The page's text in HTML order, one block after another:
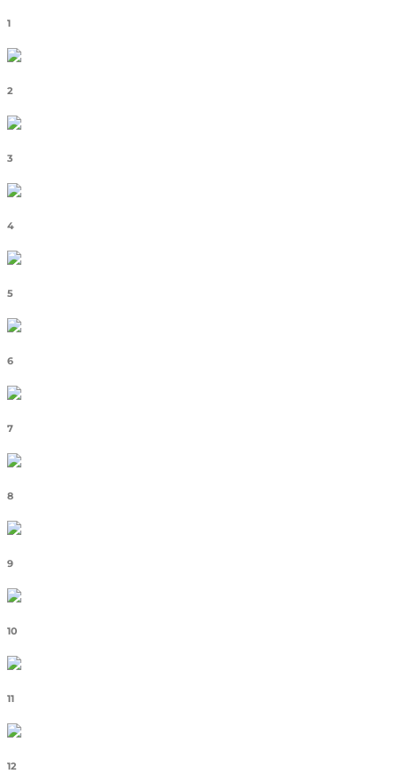
1
2
3
4
5
6
7
8
9
10
11
12